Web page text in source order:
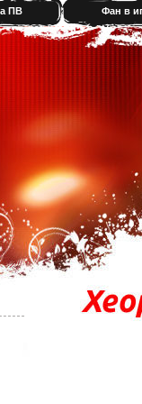
ПВ Фан в